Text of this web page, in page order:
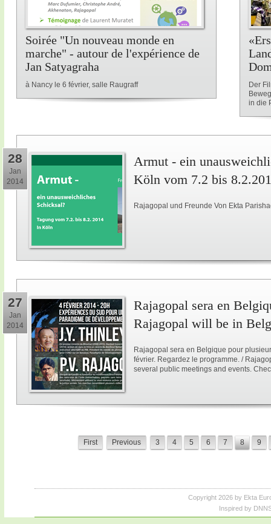
Soirée "Un nouveau monde en
marche" - autour de l'expérience de
Jan Satyagraha
à Nancy le 6 février, salle Raugraff
Der
in die
28
Jan
2014
Armut - ein
Köln vom 7.2 bis
Rajagopal und Freunde Von Ekta
27
Jan
2014
Rajagopal sera en
Rajagopal will be in
Rajagopal sera en Belgique pour
février. Regardez le programme. /
several public meetings and events.
First Previous 3 4 5 6 7 8 9
Copyright 2026 by Ekta
Inspired by